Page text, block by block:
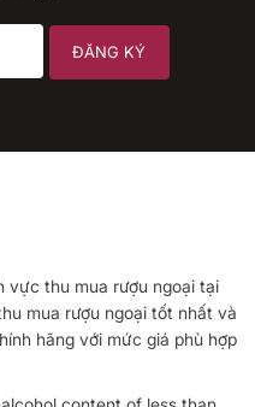
vực thu mua rượu ngoại tại
mua rượu ngoại tốt nhất và
hãng với mức giá phù hợp